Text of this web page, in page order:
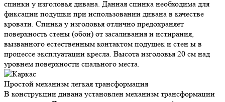
спинки у изголовья дивана. Данная спинка необходима для
фиксации подушки при использовании дивана в качестве
кровати. Спинка у изголовья отлично предохраняет
поверхность стены (обои) от засаливания и истирания,
вызванного естественным контактом подушек и стен ы в
процессе эксплуатации кресла. Высота изголовья 20 см над
уровнем поверхности спального места.
Простой механизм легкая трансформация
В конструкции дивана установлен механизм трансформации